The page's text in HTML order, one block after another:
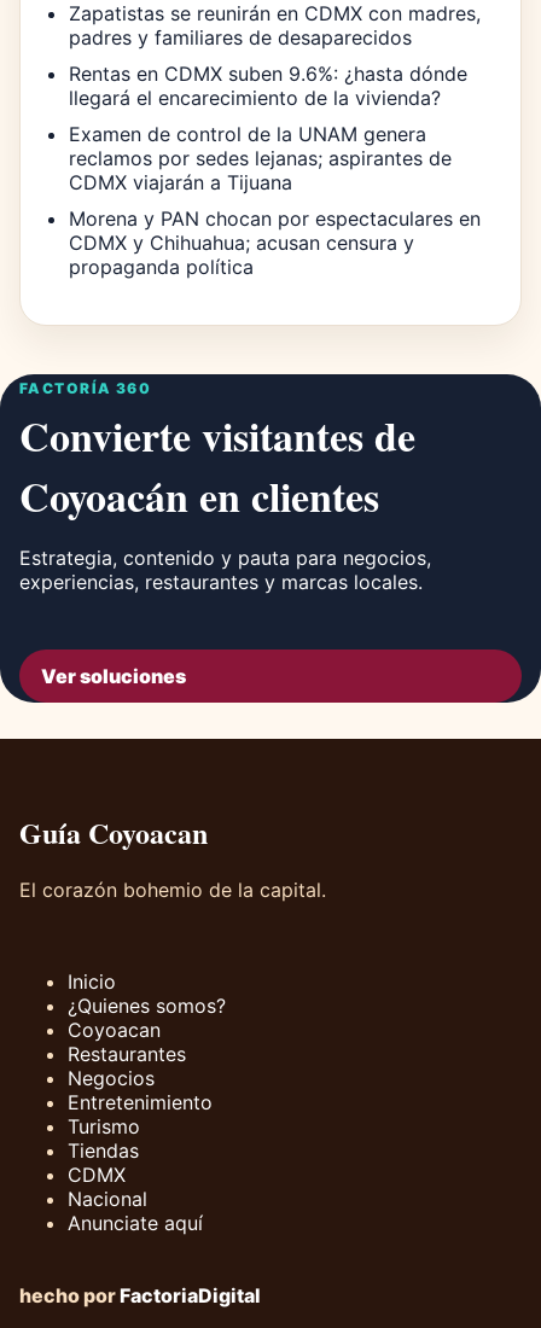
Zapatistas se reunirán en CDMX con madres,
padres y familiares de desaparecidos
Rentas en CDMX suben 9.6%: ¿hasta dónde
llegará el encarecimiento de la vivienda?
Examen de control de la UNAM genera
reclamos por sedes lejanas; aspirantes de
CDMX viajarán a Tijuana
Morena y PAN chocan por espectaculares en
CDMX y Chihuahua; acusan censura y
propaganda política
FACTORÍA 360
Convierte visitantes de
Coyoacán en clientes
Estrategia, contenido y pauta para negocios,
experiencias, restaurantes y marcas locales.
Ver soluciones
Guía Coyoacan
El corazón bohemio de la capital.
Inicio
¿Quienes somos?
Coyoacan
Restaurantes
Negocios
Entretenimiento
Turismo
Tiendas
CDMX
Nacional
Anunciate aquí
hecho porFactoriaDigital